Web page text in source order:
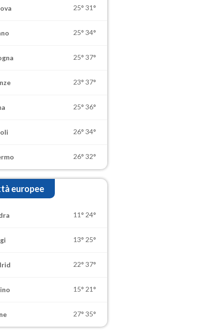
25° 31°
25° 34°
25° 37°
23° 37°
25° 36°
26° 34°
26° 32°
europee
11° 24°
13° 25°
22° 37°
15° 21°
27° 35°